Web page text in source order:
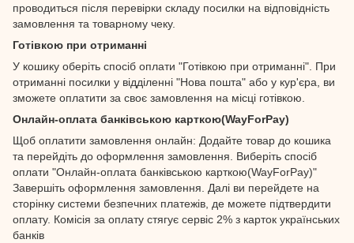
проводиться після перевірки складу посилки на відповідність
замовлення та товарному чеку.
Готівкою при отриманні
У кошику оберіть спосіб оплати "Готівкою при отриманні". При
отриманні посилки у відділенні "Нова пошта" або у кур'єра, ви
зможете оплатити за своє замовлення на місці готівкою.
Онлайн-оплата банківською карткою(WayForPay)
Щоб оплатити замовлення онлайн: Додайте товар до кошика
та перейдіть до оформлення замовлення. Виберіть спосіб
оплати "Онлайн-оплата банківською карткою(WayForPay)"
Завершіть оформлення замовлення. Далі ви перейдете на
сторінку системи безпечних платежів, де можете підтвердити
оплату. Комісія за оплату стягує сервіс 2% з карток українських
банків